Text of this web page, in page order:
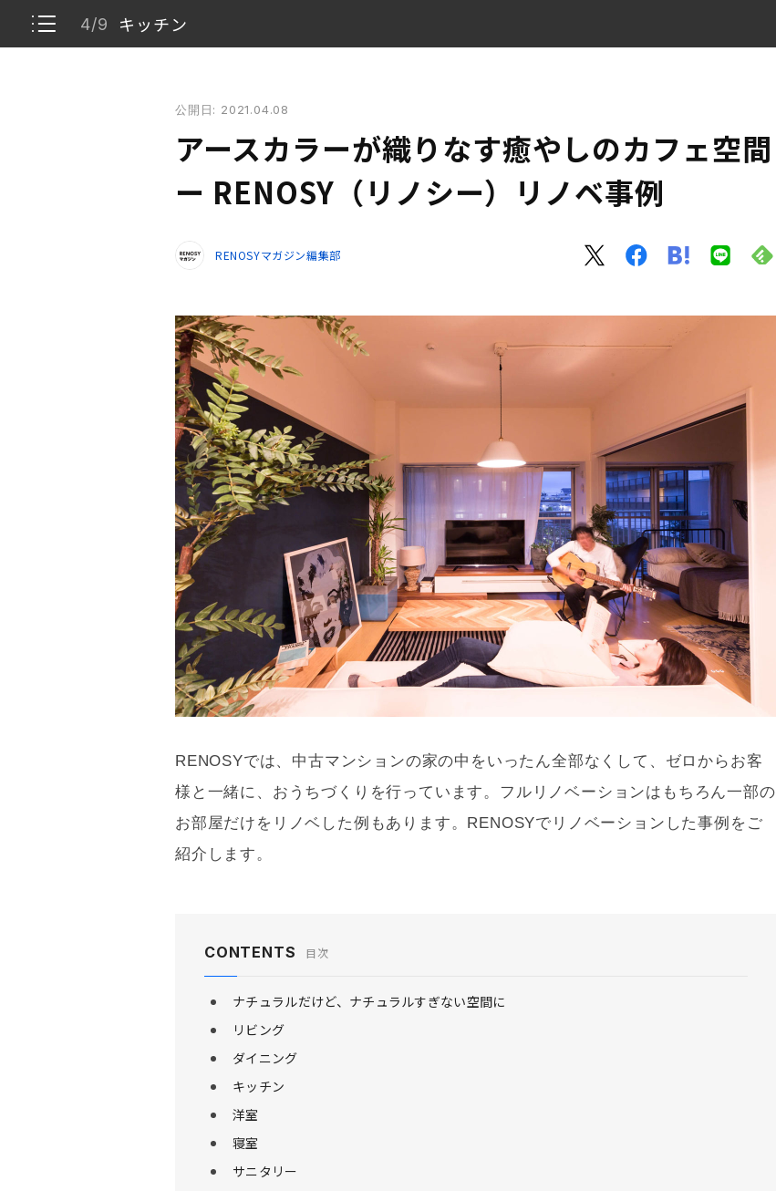
4/9 キッチン
ナチュラルだけど、ナチュラルすぎない空間に
公開日: 2021.04.08
アースカラーが織りなす癒やしのカフェ空間
ー RENOSY（リノシー）リノベ事例
RENOSYマガジン編集部
RENOSYでは、中古マンションの家の中をいったん全部なくして、ゼロからお客
様と一緒に、おうちづくりを行っています。フル リノベーションはもちろん一部の
お部屋だけをリノベした例もあります。RENOSYで リノベーション した事例をご
紹介します。
CONTENTS 目次
ナチュラルだけど、ナチュラルすぎない空間に
リビング
ダイニング
キッチン
洋室
寝室
サニタリー